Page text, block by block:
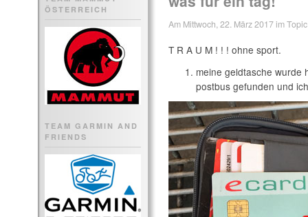
ÖSTERREICH
TEAM GARMIN AND
FRIENDS
Am Mittwoch, 22. März 2017 im
T R A U M ! ! ! ohne sport.
meine geldtasche
postbus gefunden und